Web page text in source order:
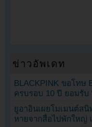
ข่าวอัพเดท
BLACKPINK ขอโทษ
ครบรอบ 10 ปี ยอมรับ
ยูอาอินเผยโมเมนต์ส
หายจากสื่อไปพักใหญ่